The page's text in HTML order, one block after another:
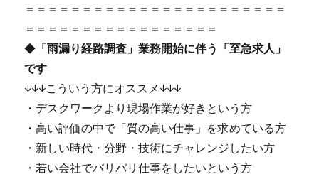
＝＝＝＝＝＝＝＝＝＝＝＝＝＝＝＝＝＝＝＝＝＝＝
＝＝＝＝＝＝＝＝＝＝＝＝＝＝＝＝＝
◆ 「雨漏り経路調査」業務開始に伴う「至急求人」
です
↓↓↓こういう方にオススメ↓↓↓
・デスクワークより現場作業が好きという方
・高い評価の中で「質の高い仕事」を求めている方
・新しい時代・分野・技術にチャレンジしたい方
・若い会社でバリバリ仕事をしたいという方